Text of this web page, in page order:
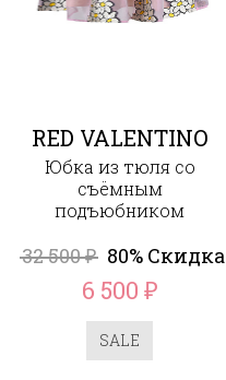
RED VALENTINO
Юбка из тюля со
съёмным
подъюбником
32 500₽ 80% Скидка
6 500 ₽
SALE